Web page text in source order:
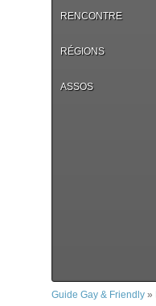
RENCONTRE
RÉGIONS
ASSOS
Guide Gay & Friendly »